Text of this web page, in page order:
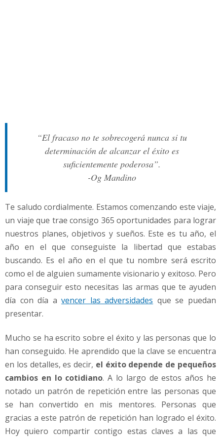
“El fracaso no te sobrecogerá nunca si tu
determinación de alcanzar el éxito es
suficientemente poderosa”.
-Og Mandino
Te saludo cordialmente. Estamos comenzando este viaje,
un viaje que trae consigo 365 oportunidades para lograr
nuestros planes, objetivos y sueños. Este es tu año, el
año en el que conseguiste la libertad que estabas
buscando. Es el año en el que tu nombre será escrito
como el de alguien sumamente visionario y exitoso. Pero
para conseguir esto necesitas las armas que te ayuden
día con día avencer las adversidades que se puedan
presentar.
Mucho se ha escrito sobre el éxito y las personas que lo
han conseguido. He aprendido que la clave se encuentra
en los detalles, es decir, el éxito depende de pequeños
cambios en lo cotidiano. A lo largo de estos años he
notado un patrón de repetición entre las personas que
se han convertido en mis mentores. Personas que
gracias a este patrón de repetición han logrado el éxito.
Hoy quiero compartir contigo estas claves a las que